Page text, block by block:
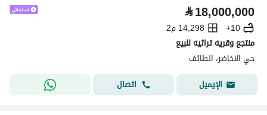
⃁18,000,000
10+
14,298 م2
منتجع وقريه تراثيه للبيع
حي الاخاضر، الطائف
الإيميل
اتصال